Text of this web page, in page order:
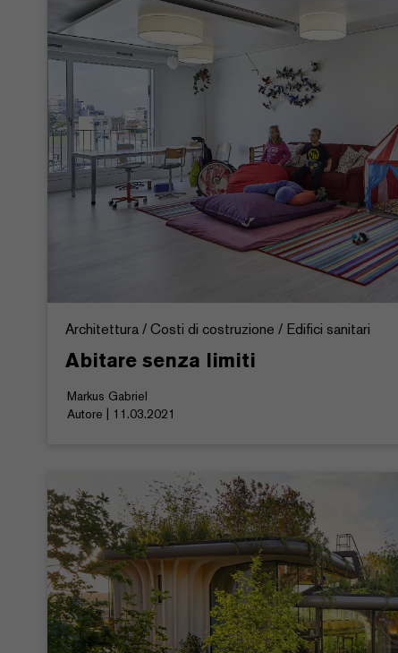
Architettura / Costi di costruzione / Edifici sanitari
Abitare senza limiti
Markus Gabriel
Autore | 11.03.2021